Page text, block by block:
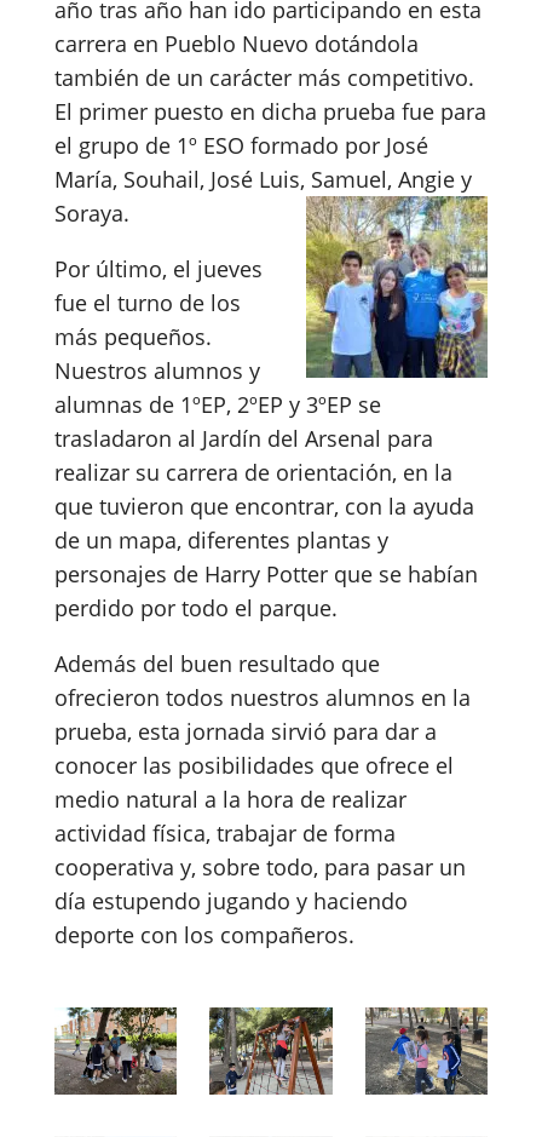
año tras año han ido participando en esta
carrera en Pueblo Nuevo dotándola
también de un carácter más competitivo.
El primer puesto en dicha prueba fue para
el grupo de 1º ESO formado por José
María, Souhail, José Luis, Samuel, Angie y
Soraya.
Por último, el jueves
fue el turno de los
más pequeños.
Nuestros alumnos y
alumnas de 1ºEP, 2ºEP y 3ºEP se
trasladaron al Jardín del Arsenal para
realizar su carrera de orientación, en la
que tuvieron que encontrar, con la ayuda
de un mapa, diferentes plantas y
personajes de Harry Potter que se habían
perdido por todo el parque.
Además del buen resultado que
ofrecieron todos nuestros alumnos en la
prueba, esta jornada sirvió para dar a
conocer las posibilidades que ofrece el
medio natural a la hora de realizar
actividad física, trabajar de forma
cooperativa y, sobre todo, para pasar un
día estupendo jugando y haciendo
deporte con los compañeros.